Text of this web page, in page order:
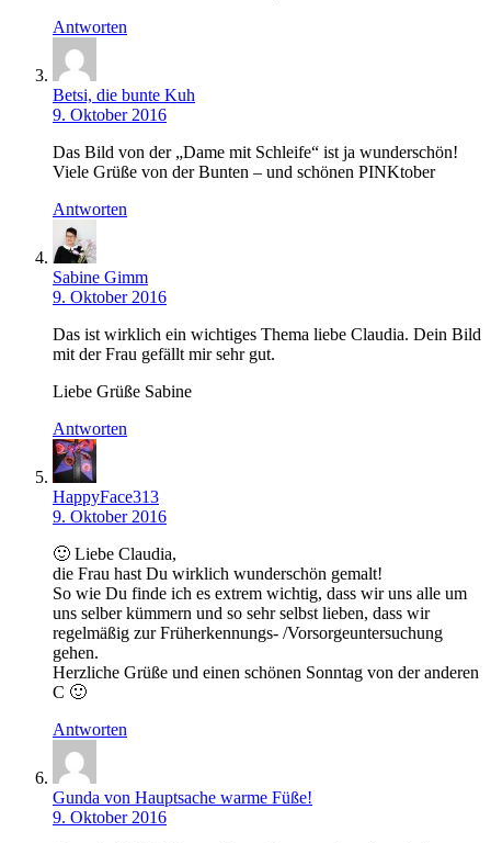
Antworten
Betsi, die bunte Kuh
9. Oktober 2016
Das Bild von der „Dame mit Schleife“ ist ja wunderschön!
Viele Grüße von der Bunten – und schönen PINKtober
Antworten
Sabine Gimm
9. Oktober 2016
Das ist wirklich ein wichtiges Thema liebe Claudia. Dein Bild
mit der Frau gefällt mir sehr gut.
Liebe Grüße Sabine
Antworten
HappyFace313
9. Oktober 2016
🙂 Liebe Claudia,
die Frau hast Du wirklich wunderschön gemalt!
So wie Du finde ich es extrem wichtig, dass wir uns alle um
uns selber kümmern und so sehr selbst lieben, dass wir
regelmäßig zur Früherkennungs- /Vorsorgeuntersuchung
gehen.
Herzliche Grüße und einen schönen Sonntag von der anderen
C 🙂
Antworten
Gunda von Hauptsache warme Füße!
9. Oktober 2016